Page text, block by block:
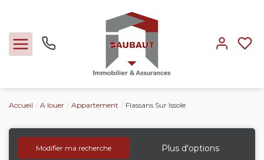
Locations
Accueil A louer Appartement Flassans Sur Issole
Modifier ma recherche Plus d'options